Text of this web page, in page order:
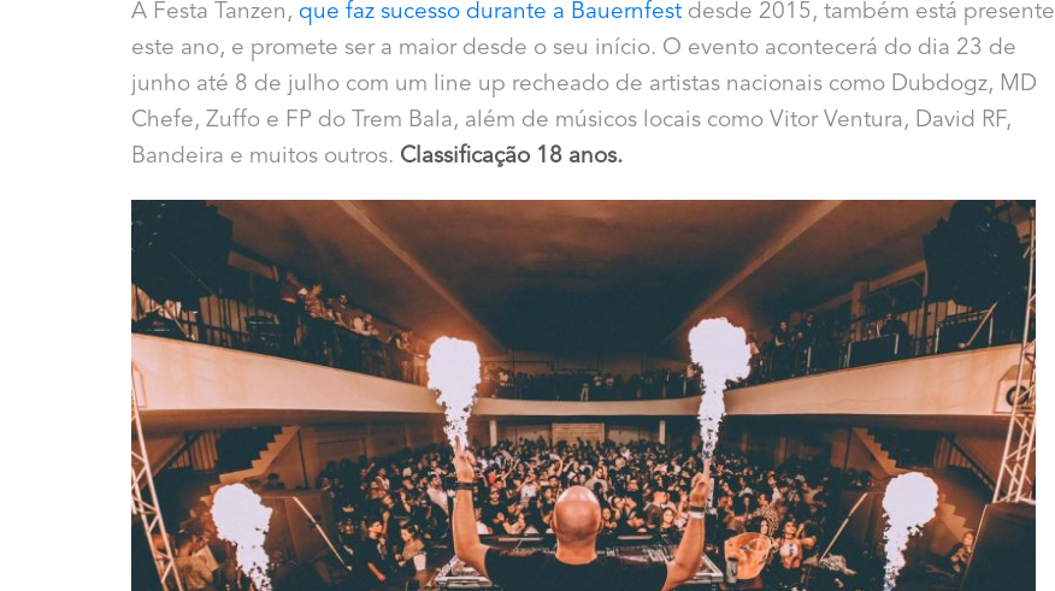
A Festa Tanzen,que faz sucesso durante a Bauernfest desde 2015, também está presente
este ano, e promete ser a maior desde o seu início. O evento acontecerá do dia 23 de
junho até 8 de julho com um line up recheado de artistas nacionais como Dubdogz, MD
Chefe, Zuffo e FP do Trem Bala, além de músicos locais como Vitor Ventura, David RF,
Bandeira e muitos outros. Classificação 18 anos.